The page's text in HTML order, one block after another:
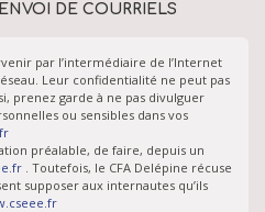
DE COURRIELS
par l’intermédiaire de l’Internet
Leur confidentialité ne peut pas
prenez garde à ne pas divulguer
ou sensibles dans vos
préalable, de faire, depuis un
. Toutefois, le CFA Delépine récuse
supposer aux internautes qu’ils